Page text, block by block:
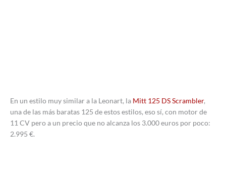
En un estilo muy similar a la Leonart, la Mitt 125 DS Scrambler,
una de las más baratas 125 de estos estilos, eso sí, con motor de
11 CV pero a un precio que no alcanza los 3.000 euros por poco:
2.995 €.